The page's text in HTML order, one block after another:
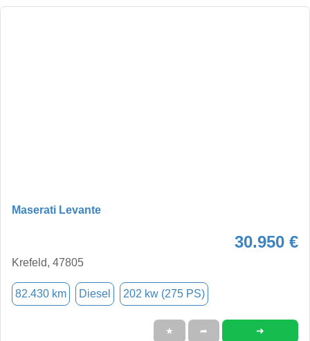
Maserati Levante
30.950 €
Krefeld, 47805
82.430 km Diesel 202 kw (275 PS)
★ ➦ ➜